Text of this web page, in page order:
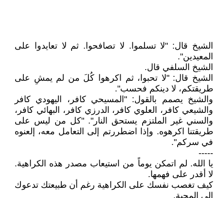
الشيخ قال: "لا تسلموا. لا تصافحوا. ثم لا تعايدوا على
المعيدين".
الشيخ السلفي قال.
الشيخ قال: "لا تحبوا، ثم اكرهوا كُلَ من لم يمشِ على
طريقتكم، لا دينكم فحسب".
والشيخ يصمم بالقول: "المسيحي كافر، اليهودي كافر
والشيعي كافر، العلوي كافر، الدرزي كافر، البهائي كافر،
والسني غير الملتزم يستحق النار". "كل من ليس على
طريقتنا اكرهوه. وإذا اضطررتم إلى التعامل معه، إلعنوه
في سركم".
-----
يا الله. لم اتمكن يوماً من استيعاب مصدر هذه الكراهية.
لا أقدر على فهمها.
كيف تغصب نفسك على الكراهية رغم أن طبيعتك تدعوك
إلى المحبة.